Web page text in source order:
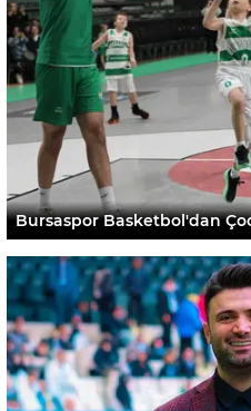
Bursaspor Basketbol'dan